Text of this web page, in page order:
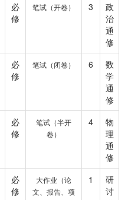
必
修
笔试（开卷） 3
政
治
通
修
必
修
笔试（闭卷） 6
数
学
通
修
必
修
笔试（半开
卷）
4
物
理
通
修
必
修
大作业（论
文、报告、项
1
研
讨